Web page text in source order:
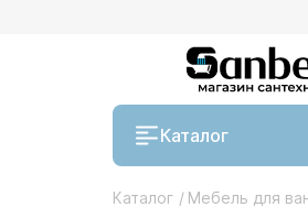
Каталог
Каталог / Мебель для